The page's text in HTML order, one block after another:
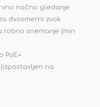
nočno gledanje
dvosmerni zvok
robno snemanje (min
PoE+
na